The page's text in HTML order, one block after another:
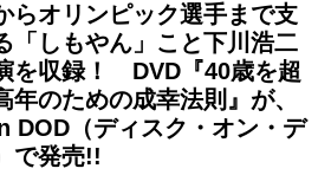
らオリンピック選手まで支
「しもやん」こと下川浩二
を収録！ DVD『40歳を超
年のための成幸法則』が、
DOD（ディスク・オン・デ
で発売!!